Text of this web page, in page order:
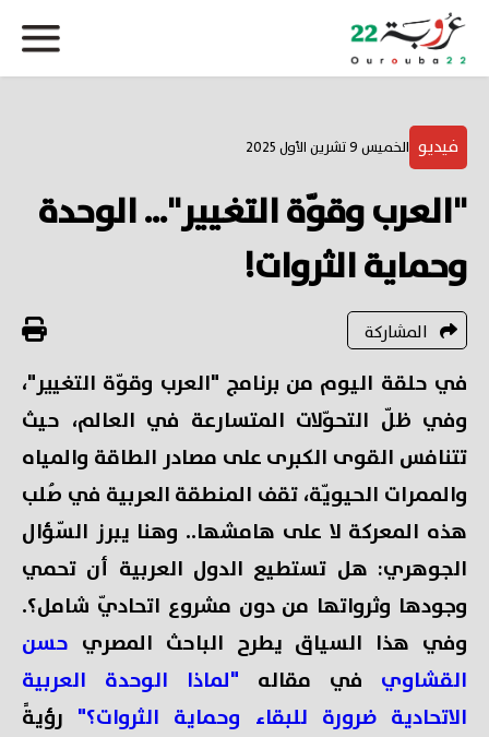
فيديو الخميس 9 تشرين الأول 2025
"العرب وقوّة التغيير"... الوحدة
وحماية الثروات!
المشاركة
في حلقة اليوم من برنامج "العرب وقوّة التغيير"،
وفي ظلّ التحوّلات المتسارعة في العالم، حيث
تتنافس القوى الكبرى على مصادر الطاقة والمياه
والممرات الحيويّة، تقف المنطقة العربية في صُلب
هذه المعركة لا على هامشها.. وهنا يبرز السّؤال
الجوهري: هل تستطيع الدول العربية أن تحمي
وجودها وثرواتها من دون مشروع اتحاديّ شامل؟.
وفي هذا السياق يطرح الباحث المصري حسن
القشاوي في مقاله "لماذا الوحدة العربية
الاتحادية ضرورة للبقاء وحماية الثروات؟" رؤيةً